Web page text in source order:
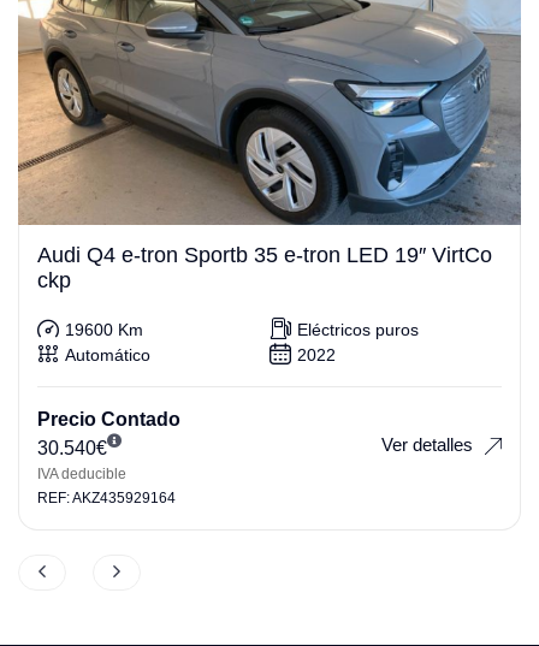
Audi Q4 e-tron Sportb 35 e-tron LED 19″ VirtCo
ckp
19600 Km
Eléctricos puros
Automático
2022
Precio Contado
30.540€
IVA deducible
Ver detalles
REF: AKZ435929164